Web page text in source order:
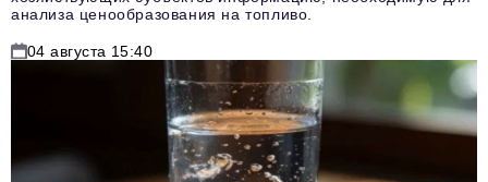
анализа ценообразования на топливо.
04 августа 15:40